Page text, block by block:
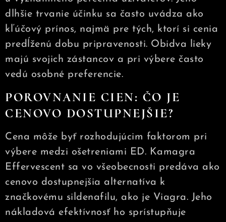
dlhšie trvanie účinku sa často uvádza ako
kľúčový prínos, najmä pre tých, ktorí si cenia
predĺženú dobu pripravenosti. Obidva lieky
majú svojich zástancov a pri výbere často
vedú osobné preferencie.
POROVNANIE CIEN: ČO JE
CENOVO DOSTUPNEJŠIE?
Cena môže byť rozhodujúcim faktorom pri
výbere medzi ošetreniami ED. Kamagra
Effervescent sa vo všeobecnosti predáva ako
cenovo dostupnejšia alternatíva k
značkovému sildenafilu, ako je Viagra. Jeho
nákladová efektívnosť ho sprístupňuje